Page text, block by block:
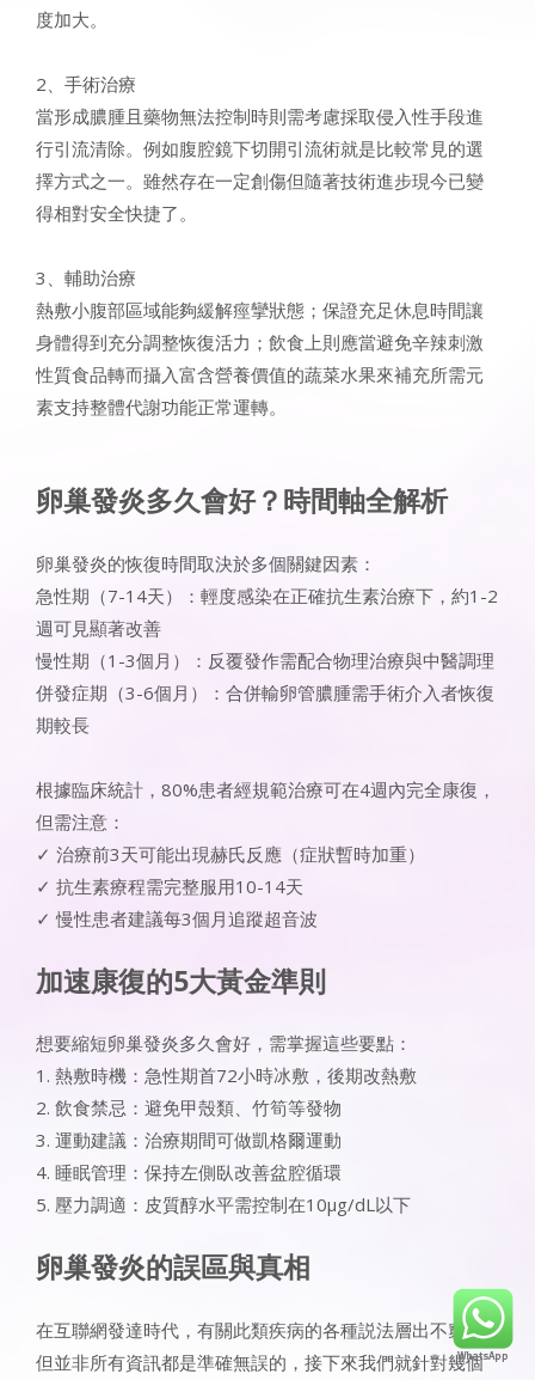
度加大。
2、手術治療
當形成膿腫且藥物無法控制時則需考慮採取侵入性手段進
行引流清除。例如腹腔鏡下切開引流術就是比較常見的選
擇方式之一。雖然存在一定創傷但隨著技術進步現今已變
得相對安全快捷了。
3、輔助治療
熱敷小腹部區域能夠緩解痙攣狀態；保證充足休息時間讓
身體得到充分調整恢復活力；飲食上則應當避免辛辣刺激
性質食品轉而攝入富含營養價值的蔬菜水果來補充所需元
素支持整體代謝功能正常運轉。
卵巢發炎多久會好？時間軸全解析
卵巢發炎的恢復時間取決於多個關鍵因素：
急性期（7-14天）：輕度感染在正確抗生素治療下，約1-2
週可見顯著改善
慢性期（1-3個月）：反覆發作需配合物理治療與中醫調理
併發症期（3-6個月）：合併輸卵管膿腫需手術介入者恢復
期較長
根據臨床統計，80%患者經規範治療可在4週內完全康復，
但需注意：
✓ 治療前3天可能出現赫氏反應（症狀暫時加重）
✓ 抗生素療程需完整服用10-14天
✓ 慢性患者建議每3個月追蹤超音波
加速康復的5大黃金準則
想要縮短卵巢發炎多久會好，需掌握這些要點：
1. 熱敷時機：急性期首72小時冰敷，後期改熱敷
2. 飲食禁忌：避免甲殼類、竹筍等發物
3. 運動建議：治療期間可做凱格爾運動
4. 睡眠管理：保持左側臥改善盆腔循環
5. 壓力調適：皮質醇水平需控制在10μg/dL以下
卵巢發炎的誤區與真相
在互聯網發達時代，有關此類疾病的各種説法層出不窮，
但並非所有資訊都是準確無誤的，接下來我們就針對幾個